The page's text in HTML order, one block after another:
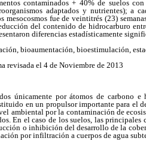
contaminados + 40% de suelos
adaptados y nutrientes); a
fue de veintitrés (23)
del contenido de hidrocarburo
diferencias estadísticamente
bioaumentación, bioestimulación,
revisada el 4 de Noviembre de 2013
únicamente por átomos de carbono
en un propulsor importante para el
ambiental por la contaminación de
En el caso de los suelos, las principales
o inhibición del desarrollo de la
por infiltración a cuerpos de agua